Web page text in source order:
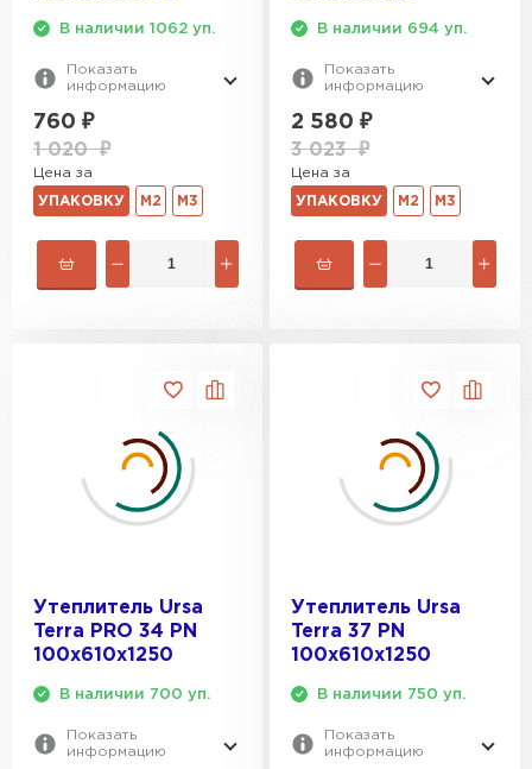
В наличии 1062 уп.
Показать
информацию
760 ₽
1 020₽
Цена за
УПАКОВКУ М2 М3
В наличии 694 уп.
Показать
информацию
2 580 ₽
3 023₽
Цена за
УПАКОВКУ М2 М3
Утеплитель Ursa
Terra PRO 34 PN
100х610х1250
В наличии 700 уп.
Показать
информацию
Утеплитель Ursa
Terra 37 PN
100х610х1250
В наличии 750 уп.
Показать
информацию